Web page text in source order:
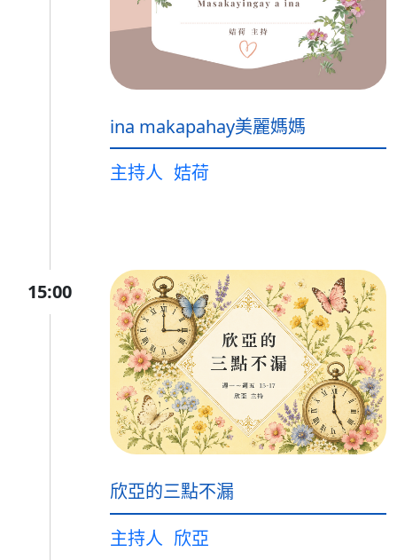
ina makapahay美麗媽媽
主持人 姞荷
15:00
欣亞的三點不漏
主持人 欣亞